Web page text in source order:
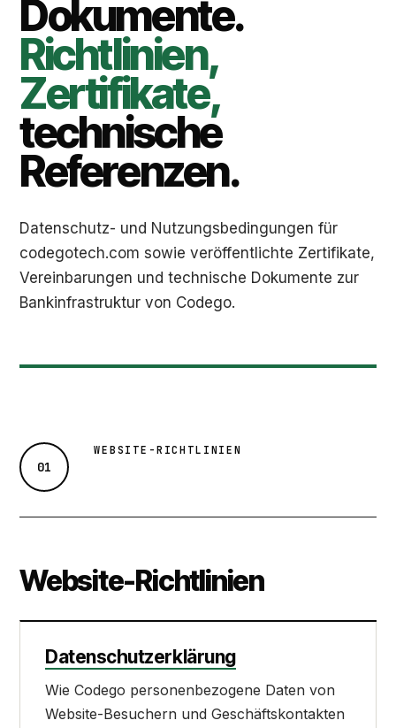
Dokumente.
Richtlinien,
Zertifikate,
technische
Referenzen.
Datenschutz- und Nutzungsbedingungen für
codegotech.com sowie veröffentlichte Zertifikate,
Vereinbarungen und technische Dokumente zur
Bankinfrastruktur von Codego.
01
WEBSITE-RICHTLINIEN
Website-Richtlinien
Datenschutzerklärung
Wie Codego personenbezogene Daten von
Website-Besuchern und Geschäftskontakten